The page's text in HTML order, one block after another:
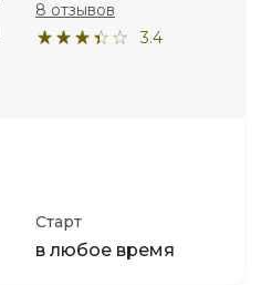
3.4
8 отзывов
Старт
в любое время